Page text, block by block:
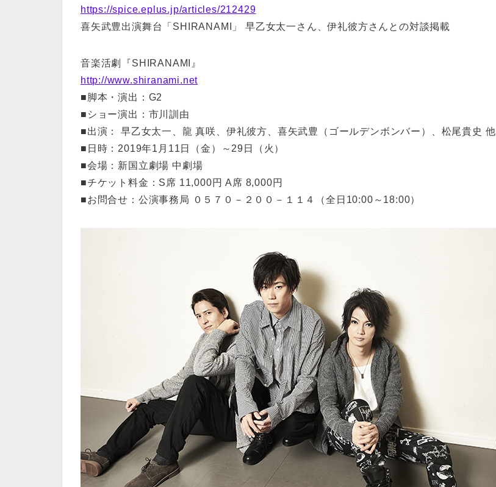
https://spice.eplus.jp/articles/212429
喜矢武豊出演舞台「SHIRANAMI」 早乙女太一さん、伊礼彼方さんとの対談掲載
音楽活劇『SHIRANAMI』
http://www.shiranami.net
■脚本・演出：G2
■ショー演出：市川訓由
■出演： 早乙女太一、龍 真咲、伊礼彼方、喜矢武豊（ゴールデンボンバー）、松尾貴史 他
■日時：2019年1月11日（金）～29日（火）
■会場：新国立劇場 中劇場
■チケット料金：S席 11,000円 A席 8,000円
■お問合せ：公演事務局 ０５７０－２００－１１４（全日10:00～18:00）